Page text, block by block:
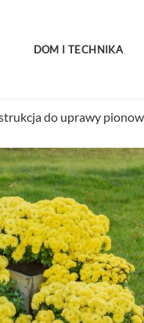
DOM I TECHNIKA
do uprawy